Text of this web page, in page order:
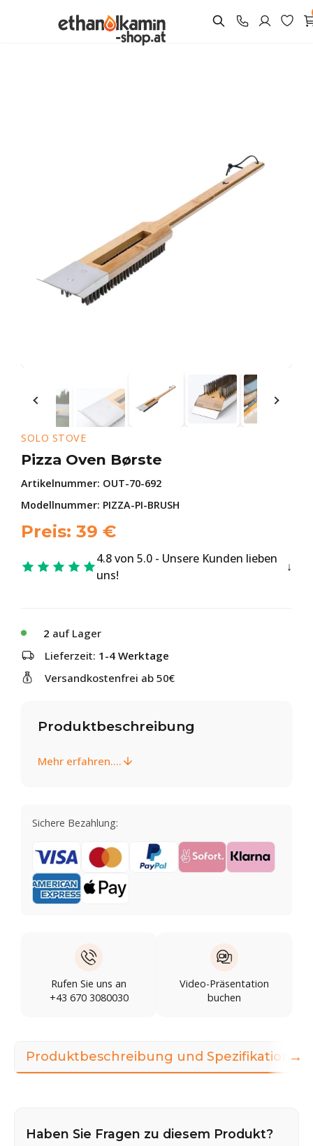
SOLO STOVE
Pizza Oven Børste
Artikelnummer: OUT-70-692
Modellnummer: PIZZA-PI-BRUSH
Preis: 39 €
4.8 von 5.0 - Unsere Kunden lieben
uns!
2 auf Lager
Lieferzeit: 1-4 Werktage
Versandkostenfrei ab 50€
Produktbeschreibung
Mehr erfahren....
Sichere Bezahlung:
Rufen Sie uns an
+43 670 3080030
Video-Präsentation
buchen
Produktbeschreibung und Spezifikationen
Haben Sie Fragen zu diesem Produkt?
→